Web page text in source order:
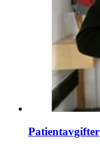
Patientavgifter